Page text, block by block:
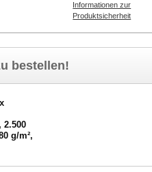
Informationen zur
Produktsicherheit
bestellen!
2.500
g/m²,